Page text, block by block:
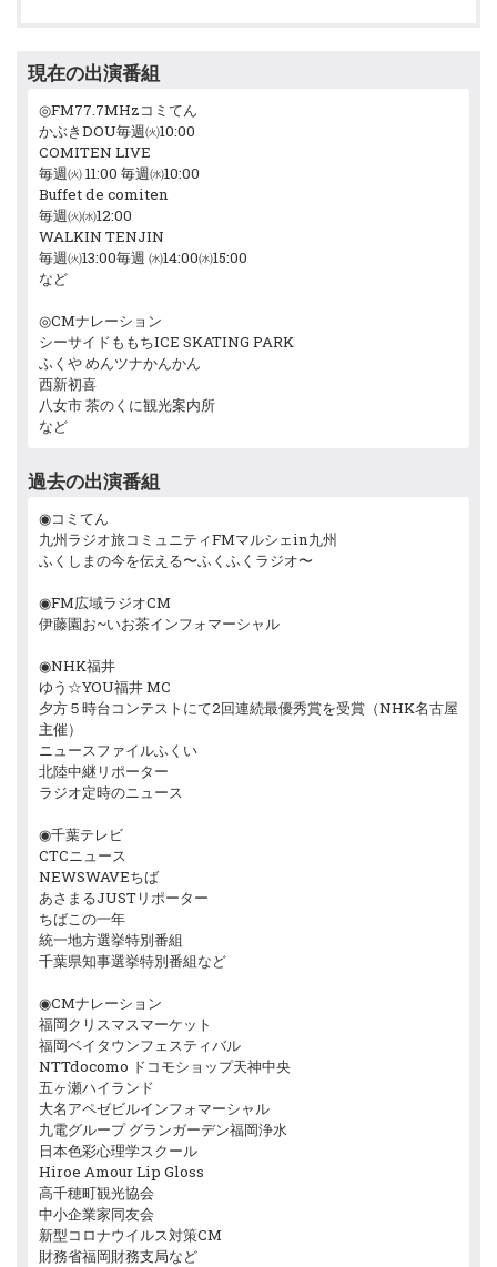
現在の出演番組
◎FM77.7MHzコミてん
かぶきDOU毎週㈫10:00
COMITEN LIVE
毎週㈫ 11:00 毎週㈬10:00
Buffet de comiten
毎週㈫㈬12:00
WALKIN TENJIN
毎週㈫13:00毎週 ㈬14:00㈬15:00
など
◎CMナレーション
シーサイドももちICE SKATING PARK
ふくや めんツナかんかん
西新初喜
八女市 茶のくに観光案内所
など
過去の出演番組
◉コミてん
九州ラジオ旅コミュニティFMマルシェin九州
ふくしまの今を伝える〜ふくふくラジオ〜
◉FM広域ラジオCM
伊藤園お~いお茶インフォマーシャル
◉NHK福井
ゆう☆YOU福井 MC
夕方５時台コンテストにて2回連続最優秀賞を受賞（NHK名古屋
主催）
ニュースファイルふくい
北陸中継リポーター
ラジオ定時のニュース
◉千葉テレビ
CTCニュース
NEWSWAVEちば
あさまるJUSTリポーター
ちばこの一年
統一地方選挙特別番組
千葉県知事選挙特別番組など
◉CMナレーション
福岡クリスマスマーケット
福岡ベイタウンフェスティバル
NTTdocomo ドコモショップ天神中央
五ヶ瀬ハイランド
大名アペゼビルインフォマーシャル
九電グループ グランガーデン福岡浄水
日本色彩心理学スクール
Hiroe Amour Lip Gloss
高千穂町観光協会
中小企業家同友会
新型コロナウイルス対策CM
財務省福岡財務支局など